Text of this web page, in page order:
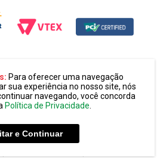
Para oferecer uma navegação
sua experiência no nosso site, nós
navegando, você concorda
Política de Privacidade.
e Continuar
14.439.371/0002-60
594, terreo mezanino, alphaville